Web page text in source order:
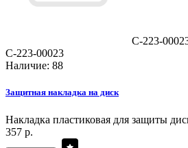
C-223-
C-223-00023
Наличие: 88
Защитная накладка на диск
Накладка пластиковая для защиты
357 р.